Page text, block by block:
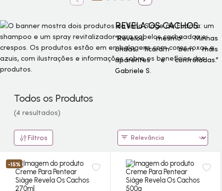
REVELA OS CACHOS
“Revelou mesmo! Minhas
ondas ficaram bem mais
aparentes e controladas.”
Gabriele S.
Todos os Produtos
(4 resultados)
Filtros
-15%